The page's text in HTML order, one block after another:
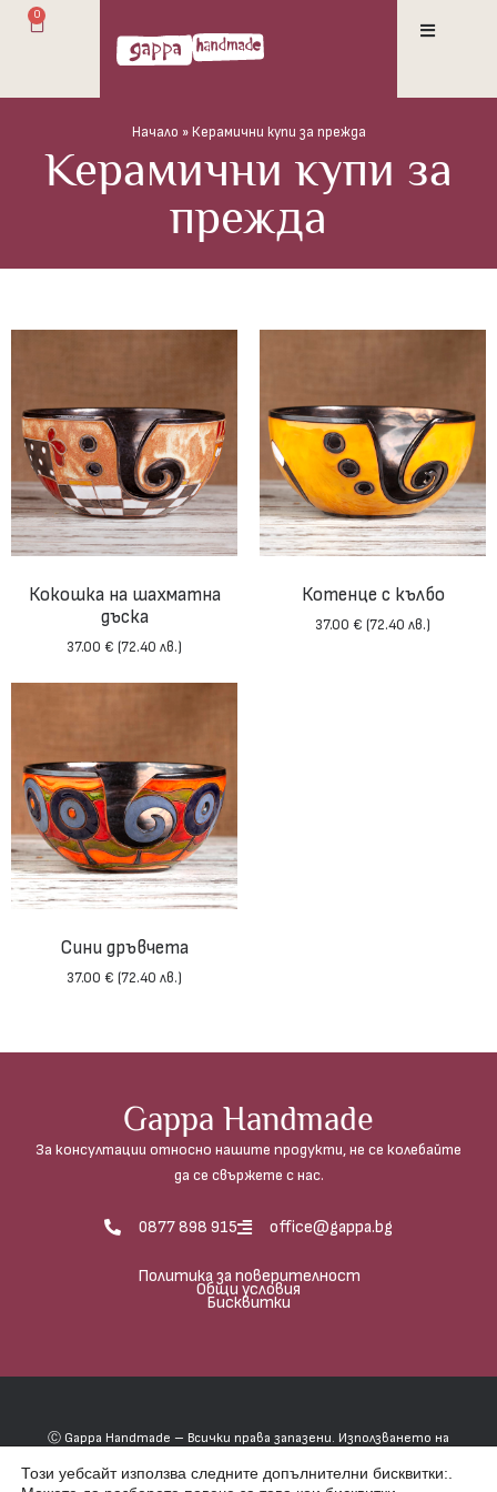
0
Начало » Керамични купи за прежда
Керамични купи за
прежда
Кокошка на шахматна
дъска
37.00 € (72.40 лв.)
Котенце с кълбо
37.00 € (72.40 лв.)
Сини дръвчета
37.00 € (72.40 лв.)
Gappa Handmade
За консултации относно нашите продукти, не се колебайте
да се свържете с нас.
0877 898 915 office@gappa.bg
Политика за поверителност
Общи условия
Бисквитки
Ⓒ Gappa Handmade – Всички права запазени. Използването на
имате писмено разрешение от Гаппа хендмейд.
Този уебсайт използва следните допълнителни бисквитки:.